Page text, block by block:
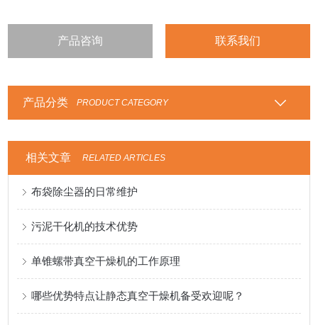
产品咨询 联系我们
产品分类 PRODUCT CATEGORY
相关文章 RELATED ARTICLES
布袋除尘器的日常维护
污泥干化机的技术优势
单锥螺带真空干燥机的工作原理
哪些优势特点让静态真空干燥机备受欢迎呢？